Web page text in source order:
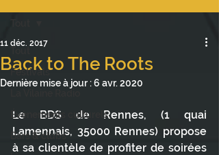
Festivals
Évènements culturels
Bars & clubs
Back to The Roots
11 déc. 2017
Dernière mise à jour :6 avr. 2020
Le BDS de Rennes, (1 quai
Lamennais, 35000 Rennes) propose
à sa clientèle de profiter de soirées